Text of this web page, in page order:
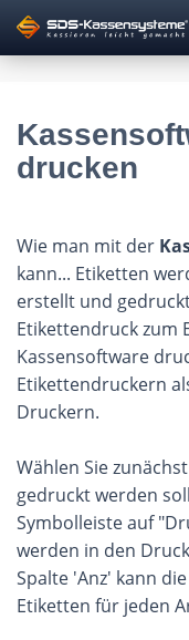
drucken
Wie man mit der
kann... Etiketten
erstellt und
Etikettendruck zum
Kassensoftware
Etikettendruckern
Druckern.
Wählen Sie
gedruckt werden
Symbolleiste auf
werden in den
Spalte 'Anz' kann
Etiketten für jeden